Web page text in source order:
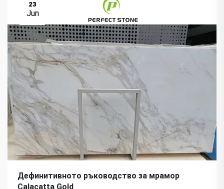
23
Jun
Дефинитивното ръководство за мрамор
Calacatta Gold